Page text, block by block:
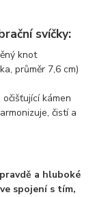
svíčky:
knot
průměr 7,6 cm)
kámen
čistí a
a hluboké
spojení s tím,